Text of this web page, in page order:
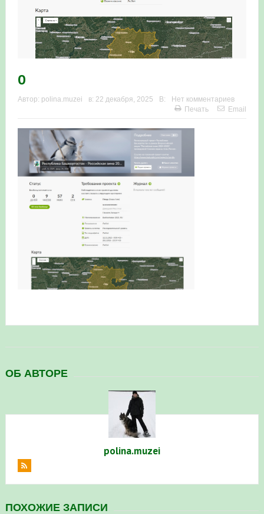
0
Автор: polina.muzei в: 22 декабря, 2025 В:
Нет комментариев
Печать
Email
ОБ АВТОРЕ
polina.muzei
ПОХОЖИЕ ЗАПИСИ